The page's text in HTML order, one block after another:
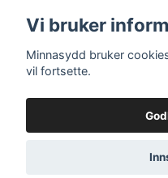
©
Vi bruker
Minnasydd bruker
vil fortsette.